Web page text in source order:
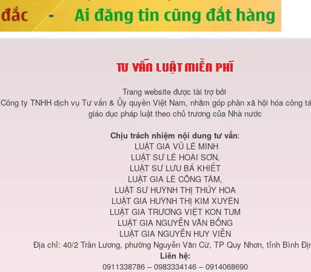
Trang website được tài trợ bởi
Công ty TNHH dịch vụ Tư vấn & Ủy quyền Việt Nam, nhằm góp phần xã hội hóa công
giáo dục pháp luật theo chủ trương của Nhà nước
Chịu trách nhiệm nội dung tư vấn:
LUẬT GIA VŨ LÊ MINH
LUẬT SƯ LÊ HOÀI SƠN,
LUẬT SƯ LƯU BÁ KHIẾT
LUẬT GIA LÊ CÔNG TÂM,
LUẬT SƯ HUỲNH THỊ THÚY HOA
LUẬT GIA HUỲNH THỊ KIM XUYÊN
LUẬT GIA TRƯƠNG VIỆT KON TUM
LUẬT GIA NGUYỄN VĂN BỔNG
LUẬT GIA NGUYỄN HUY VIỄN
Địa chỉ: 40/2 Trần Lương, phường Nguyễn Văn Cừ, TP Quy Nhơn, tỉnh Bình
Liên hệ:
0911338786 – 0983334146 – 0914068690